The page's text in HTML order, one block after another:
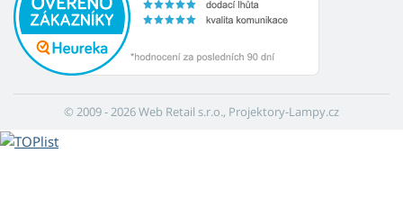
© 2009 - 2026 Web Retail s.r.o., Projektory-Lampy.cz